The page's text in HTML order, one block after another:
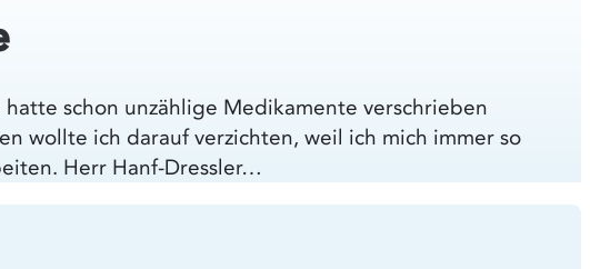
e
m
schon unzählige Medikamente verschrieben
wollte ich darauf verzichten, weil ich mich immer so
Herr Hanf-Dressler…